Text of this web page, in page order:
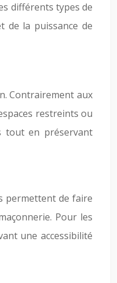
différents types de
de la puissance de
Contrairement aux
restreints ou
tout en préservant
permettent de faire
Pour les
une accessibilité